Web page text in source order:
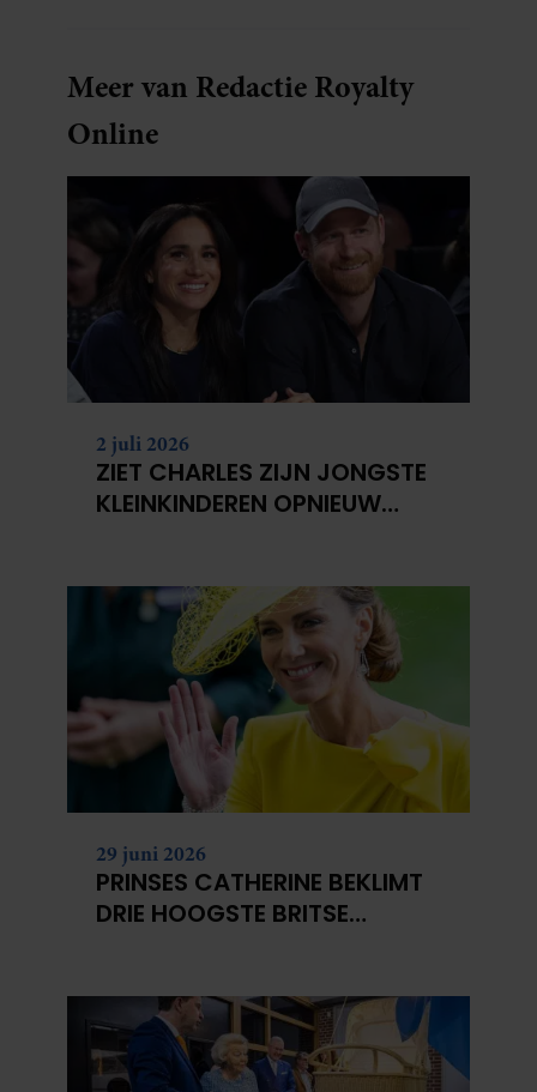
Meer van Redactie Royalty
Online
2 juli 2026
ZIET CHARLES ZIJN JONGSTE
KLEINKINDEREN OPNIEUW
29 juni 2026
PRINSES CATHERINE BEKLIMT
DRIE HOOGSTE BRITSE